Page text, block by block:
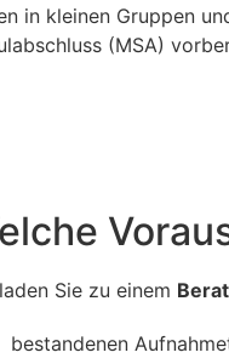
in kleinen Gruppen
(MSA)
Sie zu einem
bestandenen